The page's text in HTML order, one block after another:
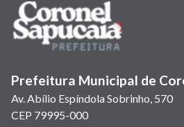
Prefeitura Municipal de
Av. Abílio Espíndola Sobrinho, 570
CEP 79995-000